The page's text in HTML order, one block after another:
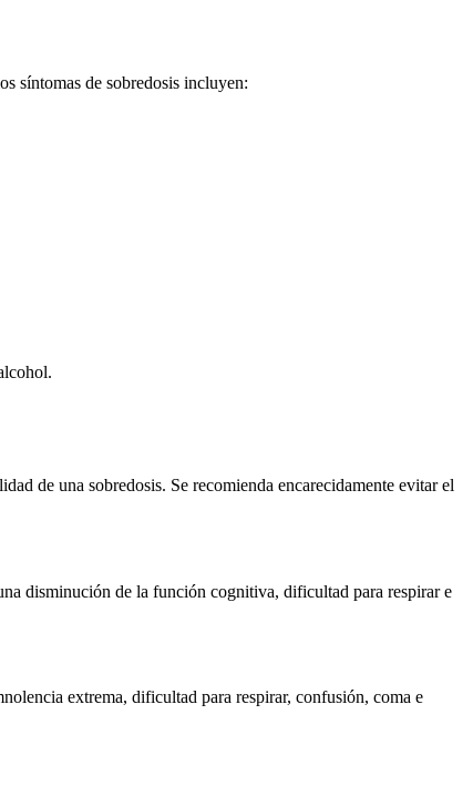
síntomas de sobredosis incluyen:
de una sobredosis. Se recomienda encarecidamente evitar el
disminución de la función cognitiva, dificultad para respirar e
extrema, dificultad para respirar, confusión, coma e